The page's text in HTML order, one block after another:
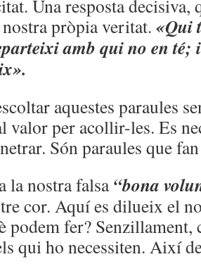
Una resposta decisiva,
pròpia veritat. «Qui
amb qui no en
aquestes paraules
valor per acollir-les. Es
Són paraules que
la nostra falsa“bona
cor. Aquí es dilueix el
podem fer?
qui ho necessiten. Així